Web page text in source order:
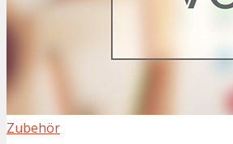
Zubehör